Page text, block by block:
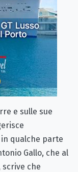
e sulle sue
qualche parte
Gallo, che al
scrive che